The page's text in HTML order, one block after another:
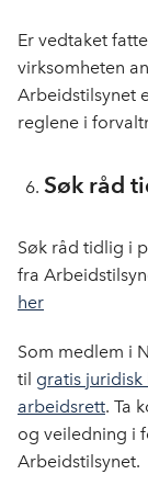
Er vedtaket
virksomheten
Arbeidstilsynet
reglene i
Søk råd
Søk råd tidlig i
fra
her
Som medlem i
til gratis
arbeidsrett. Ta
og veiledning i
Arbeidstilsynet.